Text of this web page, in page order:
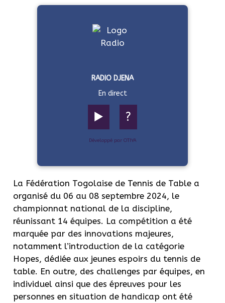
RADIO DJENA
En direct
▶️ ?
Développé par OTIYA
La Fédération Togolaise de Tennis de Table a
organisé du 06 au 08 septembre 2024, le
championnat national de la discipline,
réunissant 14 équipes. La compétition a été
marquée par des innovations majeures,
notamment l’introduction de la catégorie
Hopes, dédiée aux jeunes espoirs du tennis de
table. En outre, des challenges par équipes, en
individuel ainsi que des épreuves pour les
personnes en situation de handicap ont été